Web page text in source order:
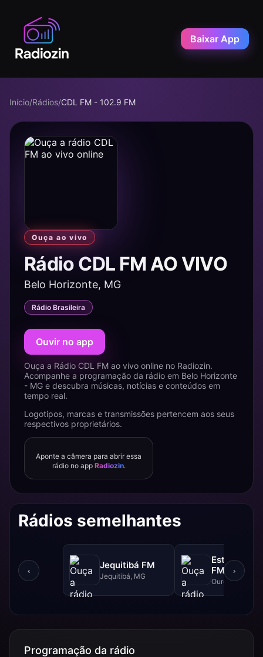
Baixar App
Início/Rádios/CDL FM - 102.9 FM
Ouça ao vivo
Rádio CDL FM AO VIVO
Belo Horizonte, MG
Rádio Brasileira
Ouvir no app
Ouça a Rádio CDL FM ao vivo online no Radiozin.
Acompanhe a programação da rádio em Belo Horizonte
- MG e descubra músicas, notícias e conteúdos em
tempo real.
Logotipos, marcas e transmissões pertencem aos seus
respectivos proprietários.
Aponte a câmera para abrir essa
rádio no app Radiozin.
Rádios semelhantes
‹
Jequitibá FM
Jequitibá, MG
Estrada
FM - 102.5
Ouro Branco,
›
Programação da rádio